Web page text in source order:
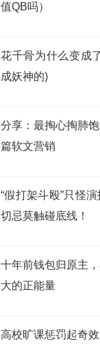
值QB吗）
花千骨为什么变成
成妖神的)
分享：最掏心掏肺
篇软文营销
“假打架斗殴”只怪
切忌莫触碰底线！
十年前钱包归原主
大的正能量
高校旷课惩罚起奇